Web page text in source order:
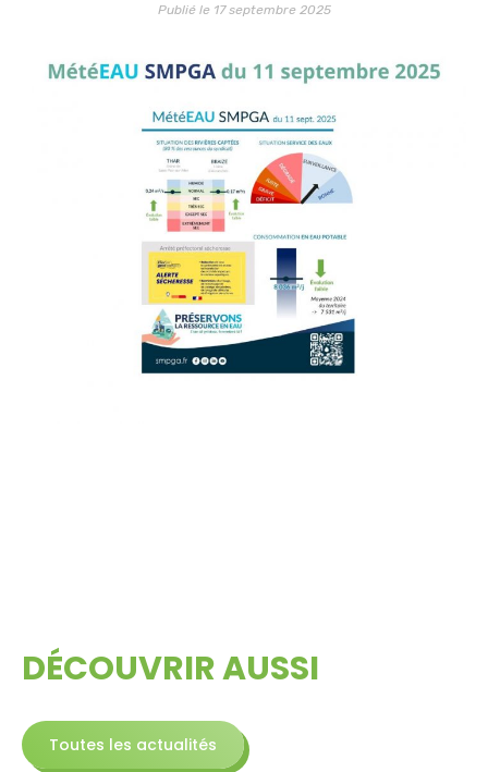
Publié le 17 septembre 2025
DÉCOUVRIR AUSSI
Toutes les actualités